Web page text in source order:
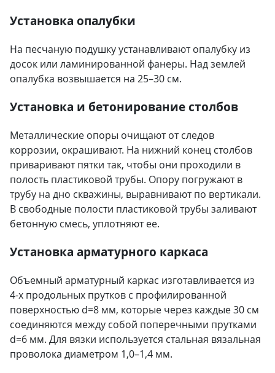
Установка опалубки
На песчаную подушку устанавливают опалубку из
досок или ламинированной фанеры. Над землей
опалубка возвышается на 25–30 см.
Установка и бетонирование столбов
Металлические опоры очищают от следов
коррозии, окрашивают. На нижний конец столбов
приваривают пятки так, чтобы они проходили в
полость пластиковой трубы. Опору погружают в
трубу на дно скважины, выравнивают по вертикали.
В свободные полости пластиковой трубы заливают
бетонную смесь, уплотняют ее.
Установка арматурного каркаса
Объемный арматурный каркас изготавливается из
4-х продольных прутков с профилированной
поверхностью d=8 мм, которые через каждые 30 см
соединяются между собой поперечными прутками
d=6 мм. Для вязки используется стальная вязальная
проволока диаметром 1,0–1,4 мм.